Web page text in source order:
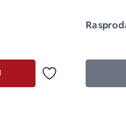
je 4.0 od 5
Dodaj u omiljene